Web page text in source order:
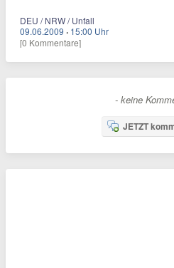
DEU / NRW / Unfall
09.06.2009 · 15:00 Uhr
[0 Kommentare]
- keine
JETZT